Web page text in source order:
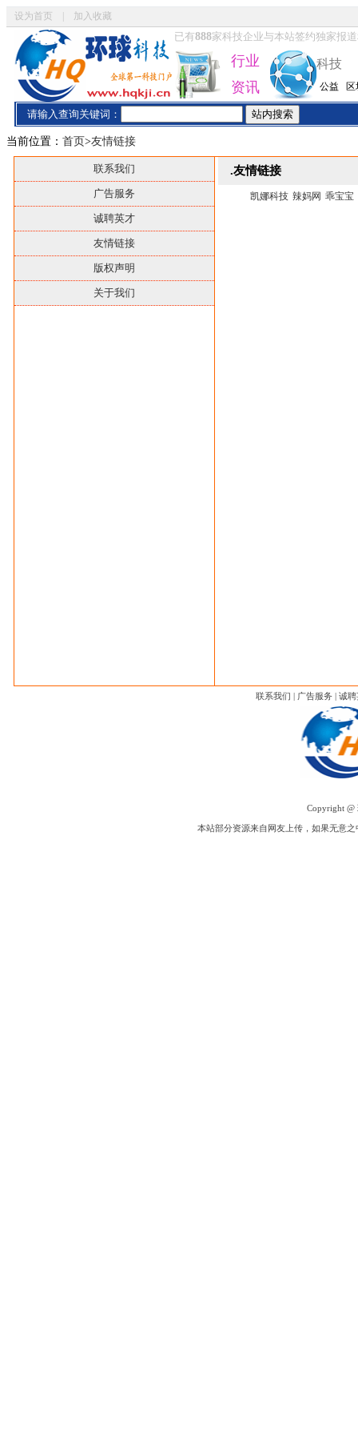
设为首页 加入收藏
已有888家科技企业与本站签约独家报
行业
资讯
科技
公益
请输入查询关键词：
当前位置： 首页>友情链接
联系我们
广告服务
诚聘英才
友情链接
版权声明
关于我们
.友情链接
凯娜科技 辣妈网 乖宝宝
联系我们 | 广告服务 | 诚聘
Copyright @
本站部分资源来自网友上传，如果无意